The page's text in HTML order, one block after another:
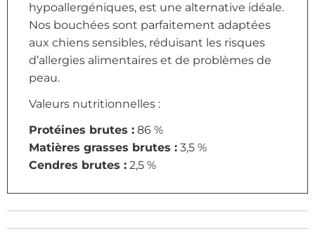
hypoallergéniques, est une alternative idéale.
Nos bouchées sont parfaitement adaptées
aux chiens sensibles, réduisant les risques
d’allergies alimentaires et de problèmes de
peau.
Valeurs nutritionnelles :
Protéines brutes : 86 %
Matières grasses brutes : 3,5 %
Cendres brutes : 2,5 %